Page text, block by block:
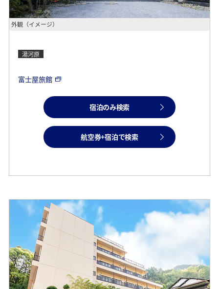
外観（イメージ）
湯河原
富士屋旅館
宿泊のみ検索
航空券+宿泊で検索